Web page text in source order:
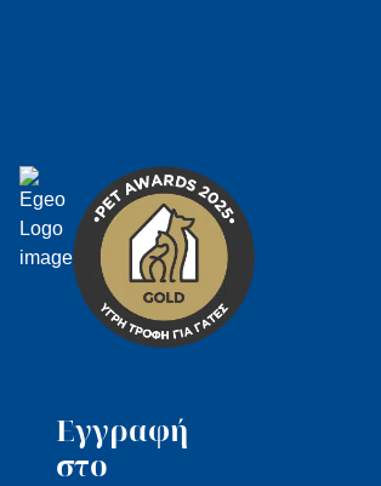
Εγγραφή
στο